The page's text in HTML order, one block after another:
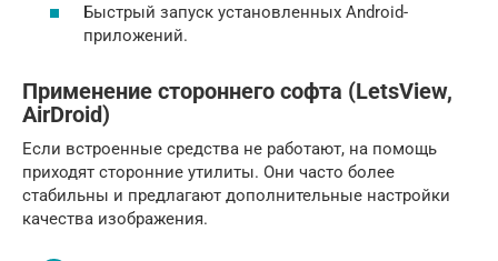
Быстрый запуск установленных Android-
приложений.
Применение стороннего софта (LetsView,
AirDroid)
Если встроенные средства не работают, на помощь
приходят сторонние утилиты. Они часто более
стабильны и предлагают дополнительные настройки
качества изображения.